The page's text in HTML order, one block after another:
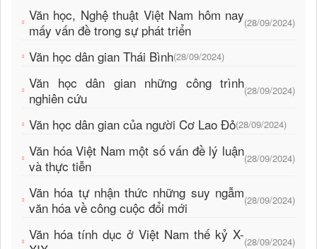
Văn học, Nghệ thuật Việt Nam hôm nay
mấy vấn đề trong sự phát triển
(28/09/2024)
Văn học dân gian Thái Bình(28/09/2024)
Văn học dân gian những công trình
nghiên cứu
(28/09/2024)
Văn học dân gian của người Cơ Lao Đỏ(28/09/2024)
Văn hóa Việt Nam một số vấn đề lý luận
và thực tiễn
(28/09/2024)
Văn hóa tự nhận thức những suy ngẫm
văn hóa về công cuộc đổi mới
(28/09/2024)
Văn hóa tính dục ở Việt Nam thế kỷ X-(28/09/2024)